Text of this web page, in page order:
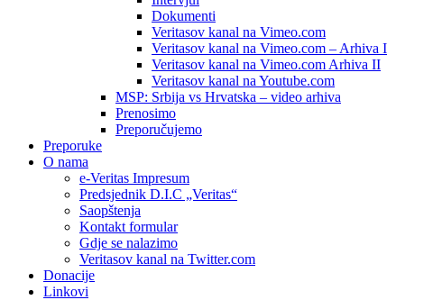
Dokumenti
Veritasov kanal na Vimeo.com
Veritasov kanal na Vimeo.com – Arhiva I
Veritasov kanal na Vimeo.com Arhiva II
Veritasov kanal na Youtube.com
MSP: Srbija vs Hrvatska – video arhiva
Prenosimo
Preporučujemo
Preporuke
O nama
e-Veritas Impresum
Predsjednik D.I.C „Veritas“
Saopštenja
Kontakt formular
Gdje se nalazimo
Veritasov kanal na Twitter.com
Donacije
Linkovi